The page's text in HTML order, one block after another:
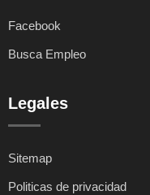
Facebook
Busca Empleo
Legales
Sitemap
Politicas de privacidad